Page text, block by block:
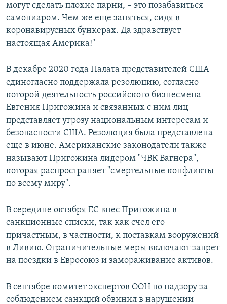
могут сделать плохие парни, – это позабавиться
самопиаром. Чем же еще заняться, сидя в
коронавирусных бункерах. Да здравствует
настоящая Америка!"
В декабре 2020 года Палата представителей США
единогласно поддержала резолюцию, согласно
которой деятельность российского бизнесмена
Евгения Пригожина и связанных с ним лиц
представляет угрозу национальным интересам и
безопасности США. Резолюция была представлена
еще в июне. Американские законодатели также
называют Пригожина лидером "ЧВК Вагнера",
которая распространяет "смертельные конфликты
по всему миру".
В середине октября ЕС внес Пригожина в
санкционные списки, так как счел его
причастным, в частности, к поставкам вооружений
в Ливию. Ограничительные меры включают запрет
на поездки в Евросоюз и замораживание активов.
В сентябре комитет экспертов ООН по надзору за
соблюдением санкций обвинил в нарушении